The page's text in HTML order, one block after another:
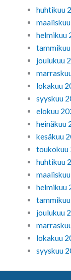
huhtikuu
helmikuu
joulukuu
lokakuu
syyskuu
elokuu
heinäkuu
kesäkuu
toukokuu
huhtikuu
helmikuu
joulukuu
lokakuu
syyskuu